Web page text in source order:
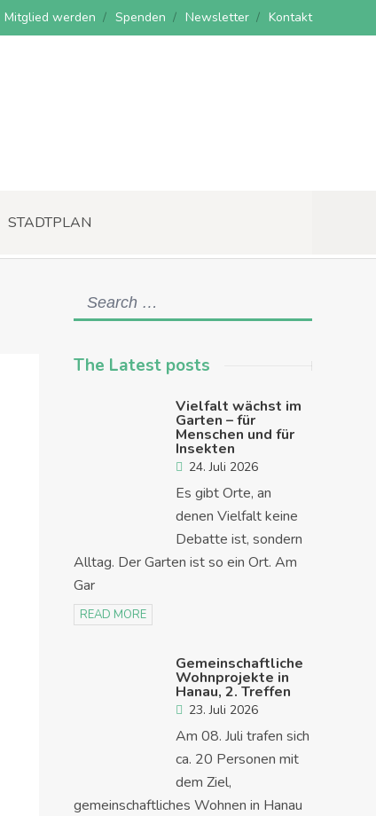
Mitglied werden Spenden Newsletter Kontakt
STADTPLAN
The Latest posts
Vielfalt wächst im
Garten – für
Menschen und für
Insekten
24. Juli 2026
Es gibt Orte, an
denen Vielfalt keine
Debatte ist, sondern
Alltag. Der Garten ist so ein Ort. Am
Gar
READ MORE
Gemeinschaftliche
Wohnprojekte in
Hanau, 2. Treffen
23. Juli 2026
Am 08. Juli trafen sich
ca. 20 Personen mit
dem Ziel,
gemeinschaftliches Wohnen in Hanau